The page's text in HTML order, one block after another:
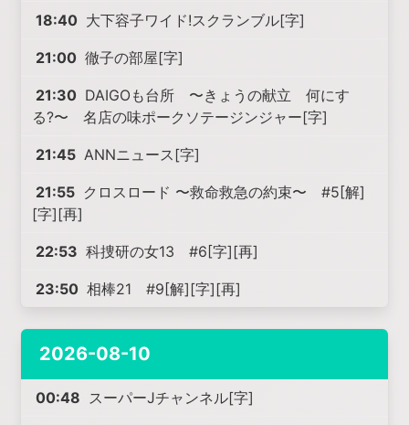
18:40 大下容子ワイド!スクランブル[字]
21:00 徹子の部屋[字]
21:30 DAIGOも台所 〜きょうの献立 何にす
る?〜 名店の味ポークソテージンジャー[字]
21:45 ANNニュース[字]
21:55 クロスロード 〜救命救急の約束〜 #5[解]
[字][再]
22:53 科捜研の女13 #6[字][再]
23:50 相棒21 #9[解][字][再]
2026-08-10
00:48 スーパーJチャンネル[字]